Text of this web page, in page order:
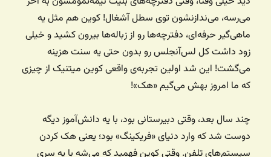
می‌رسه، می‌ندازنشون توی سطل آشغال! کوین هم مثل یه
ماهی‌گیر حرفه‌ای، دفترچه‌ها رو از زباله‌ها بیرون کشید و خیلی
زود داشت کل لس‌آنجلس رو بدون حتی یه سنت هزینه
می‌گشت! این شد اولین تجربه‌ی واقعی کوین میتنیک از چیزی
که ما امروز بهش می‌گیم «هک»!
چند سال بعد، وقتی دبیرستانی بود، با یه دانش‌آموز دیگه
دوست شد که وارد دنیای «فریکینگ» بود؛ یعنی هک کردن
سیستم‌های تلفن. وقتی کوین فهمید که می‌شه با یه سری